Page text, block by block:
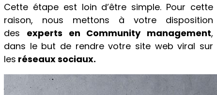
Cette étape est loin d’être simple. Pour cette
raison, nous mettons à votre disposition
des experts en Community management,
dans le but de rendre votre site web viral sur
les réseaux sociaux.